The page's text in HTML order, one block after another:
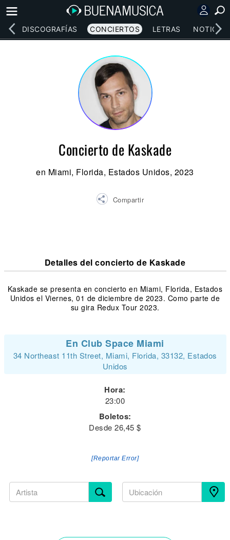
DISCOGRAFÍAS CONCIERTOS LETRAS NOTICIAS
Concierto de Kaskade
en Miami, Florida, Estados Unidos, 2023
Compartir
Detalles del concierto de Kaskade
Kaskade se presenta en concierto en Miami, Florida, Estados
Unidos el Viernes, 01 de diciembre de 2023. Como parte de
su gira Redux Tour 2023.
En Club Space Miami
34 Northeast 11th Street, Miami, Florida, 33132, Estados
Unidos
Hora:
23:00
Boletos:
Desde 26,45 $
[Reportar Error]